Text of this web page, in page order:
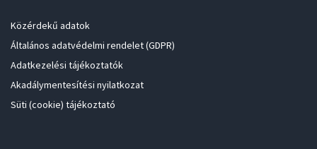
Közérdekű adatok
Általános adatvédelmi rendelet (GDPR)
Adatkezelési tájékoztatók
Akadálymentesítési nyilatkozat
Süti (cookie) tájékoztató